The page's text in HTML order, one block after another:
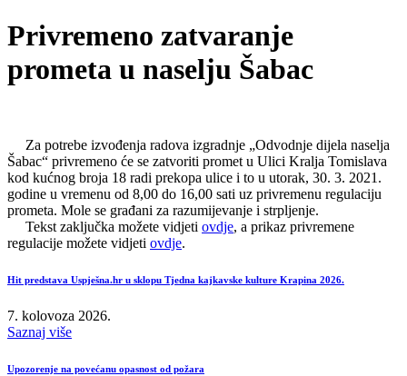
Privremeno zatvaranje
prometa u naselju Šabac
Za potrebe izvođenja radova izgradnje „Odvodnje dijela naselja
Šabac“ privremeno će se zatvoriti promet u Ulici Kralja Tomislava
kod kućnog broja 18 radi prekopa ulice i to u utorak, 30. 3. 2021.
godine u vremenu od 8,00 do 16,00 sati uz privremenu regulaciju
prometa. Mole se građani za razumijevanje i strpljenje.
Tekst zaključka možete vidjeti ovdje, a prikaz privremene
regulacije možete vidjeti ovdje.
Hit predstava Uspješna.hr u sklopu Tjedna kajkavske kulture Krapina 2026.
7. kolovoza 2026.
Saznaj više
Upozorenje na povećanu opasnost od požara